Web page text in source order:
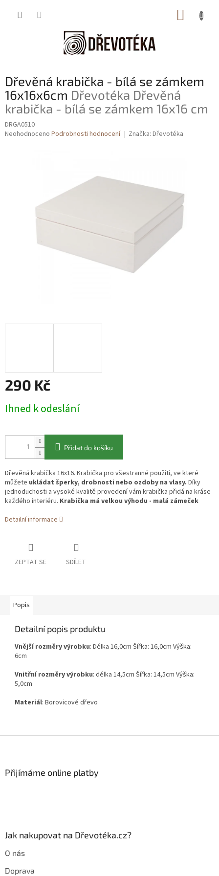
Dřevěná krabička - bílá se zámkem
16x16x6cm Dřevotéka Dřevěná
krabička - bílá se zámkem 16x16 cm
DRGA0510
Průměrné
Neohodnoceno Podrobnosti hodnocení Značka: Dřevotéka
290 Kč
cena:
Ihned k odeslání
Přidat do košíku
Dřevěná krabička 16x16. Krabička pro všestranné použití, ve které
můžete ukládat šperky, drobnosti nebo ozdoby na vlasy. Díky
jednoduchosti a vysoké kvalitě provedení vám krabička přidá na kráse
každého interiéru. Krabička má velkou výhodu - malá zámeček
Detailní informace
ZEPTAT SE SDÍLET
Popis
Detailní popis produktu
Vnější rozměry výrobku: Délka 16,0cm Šířka: 16,0cm Výška:
6cm
Vnitřní rozměry výrobku: délka 14,5cm Šířka: 14,5cm Výška:
5,0cm
Materiál: Borovicové dřevo
Přijímáme online platby
Jak nakupovat na Dřevotéka.cz?
O nás
Doprava